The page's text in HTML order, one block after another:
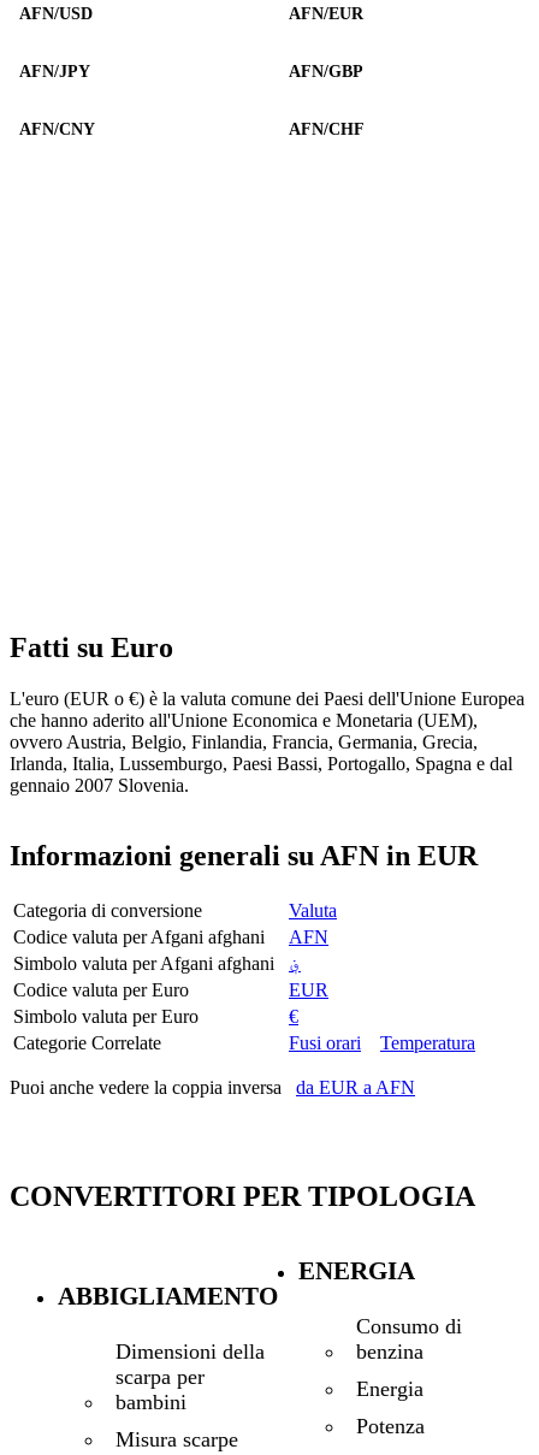
AFN/USD AFN/EUR
AFN/JPY AFN/GBP
AFN/CNY AFN/CHF
Fatti su Euro
L'euro (EUR o €) è la valuta comune dei Paesi dell'Unione Europea
che hanno aderito all'Unione Economica e Monetaria (UEM),
ovvero Austria, Belgio, Finlandia, Francia, Germania, Grecia,
Irlanda, Italia, Lussemburgo, Paesi Bassi, Portogallo, Spagna e dal
gennaio 2007 Slovenia.
Informazioni generali su AFN in EUR
Categoria di conversione
Valuta
Codice valuta per Afgani afghani
AFN
Simbolo valuta per Afgani afghani
؋
Codice valuta per Euro
EUR
Simbolo valuta per Euro
€
Categorie Correlate
Fusi orari Temperatura
Puoi anche vedere la coppia inversa da EUR a AFN
CONVERTITORI PER TIPOLOGIA
ABBIGLIAMENTO
Dimensioni della
scarpa per
bambini
Misura scarpe
ENERGIA
Consumo di
benzina
Energia
Potenza